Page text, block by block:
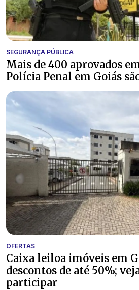
SEGURANÇA PÚBLICA
Mais de 400 aprovados
Polícia Penal em Goiás
OFERTAS
Caixa leiloa imóveis em
descontos de até 50%;
participar